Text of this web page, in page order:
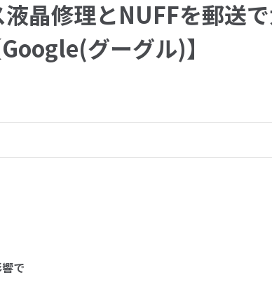
晶修理とNUFFを郵送
グーグル)】
で